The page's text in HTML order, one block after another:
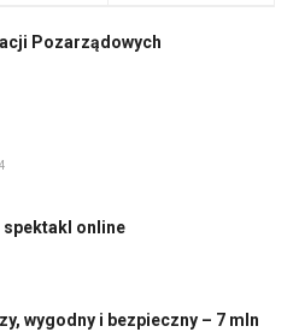
Pozarządowych
spektakl online
wygodny i bezpieczny – 7 mln